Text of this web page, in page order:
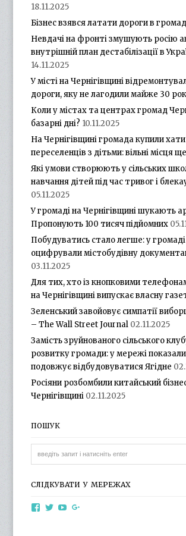
18.11.2025
Бізнес взявся латати дороги в
Невдачі на фронті змушують росію
внутрішній план дестабілізації в
14.11.2025
У місті на Чернігівщині
дороги, яку не лагодили майже 30
Коли у містах та центрах громад
базарні дні? 10.11.2025
На Чернігівщині громада купили
переселенців з дітьми: вільні місця
Які умови створюють у сільських
навчання дітей під час тривог і
05.11.2025
У громаді на Чернігівщині шукають
Пропонують 100 тисяч підйомних
Побудуватись стало легше: у громаді
оцифрували містобудівну
03.11.2025
Для тих, хто із кнопковими
на Чернігівщині випускає власну
Зеленський завойовує симпатії
– The Wall Street Journal 02.11.2025
Замість зруйнованого сільського
розвитку громади: у мережі
подовжує відбудовуватися Ягідне
Росіяни розбомбили китайський
Чернігівщині 02.11.2025
ПОШУК
СЛІДКУВАТИ У МЕРЕЖАХ
ViewViewView